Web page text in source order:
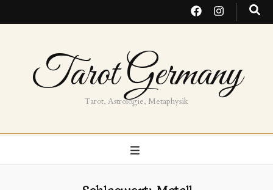
Tarot Germany
Tarot, Astrologie, Metaphysik